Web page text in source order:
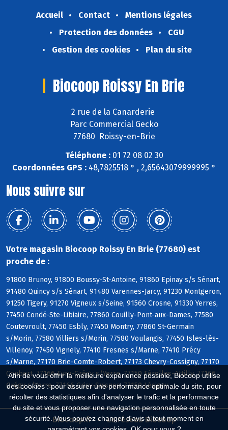
Afin de vous offrir la meilleure expérience possible, Biocoop utilise
des cookies : pour assurer une performance optimale du site, pour
récolter des statistiques afin d'analyser le trafic et la performance
du site et vous proposer une navigation personnalisée en toute
sécurité. Vous pouvez changer d'avis à tout moment en
Accueil Contact
Mentions légales
Protection des données
CGU
Gestion des cookies
Plan du site
Biocoop Roissy En Brie
2 rue de la Canarderie
Parc Commercial Gecko
77680 Roissy-en-Brie
Téléphone :01 72 08 02 30
Coordonnées GPS : 48,7825518 ° , 2,65643079999995 °
Nous suivre sur
Votre magasin Biocoop Roissy En Brie (77680) est
proche de :
91800 Brunoy, 91800 Boussy-St-Antoine, 91860 Epinay s/s Sénart,
91480 Quincy s/s Sénart, 91480 Varennes-Jarcy, 91230 Montgeron,
91250 Tigery, 91270 Vigneux s/Seine, 91560 Crosne, 91330 Yerres,
77450 Condé-Ste-Libiaire, 77860 Couilly-Pont-aux-Dames, 77580
Coutevroult, 77450 Esbly, 77450 Montry, 77860 St-Germain
s/Morin, 77580 Villiers s/Morin, 77580 Voulangis, 77450 Isles-lès-
Villenoy, 77450 Vignely, 77410 Fresnes s/Marne, 77410 Précy
s/Marne, 77170 Brie-Comte-Robert, 77173 Chevry-Cossigny, 77170
Coubert, 77166 Evry-Grégy s/Yerre, 77150 Férolles-Attilly, 77166
Grégy s/Yerre, 77166 Grisy-Suisnes, 77150 Lésigny
Biocoop.fr
Le réseau Biocoop